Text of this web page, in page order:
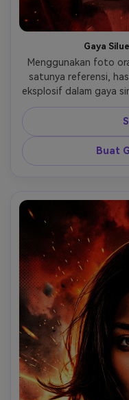
Gaya
Menggunakan foto
satunya referensi,
eksplosif dalam gaya
wajah 100%
wajah, jenggot, gaya
pertahankan pose
ciptakan skema warna
cahaya balik oranye
terapkan
emas-oranye yang
maksimalkan kontras
warna tengah
blur gerak, jejak
memancar dari
poster film aksi
pemberontak;
kedalaman sinematik
ada tipografi, tidak
tidak ada warna
Buat